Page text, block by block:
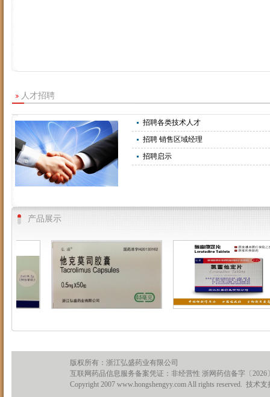
人才招聘
招聘各类技术人才
招聘 销售区域经理
招聘启示
产品展示
版权所有：浙江弘盛药业有限公司
互联网药品信息服务备案凭证：非经营性 浙网药信备字〔2026
Copyright 2007 www.hongshengyy.com All rights reserved. 技术支